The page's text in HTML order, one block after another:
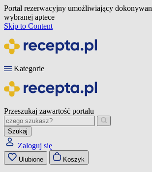
Portal rezerwacyjny umożliwiający
wybranej aptece
Skip to Content
Kategorie
Przeszukaj zawartość portalu
Szukaj
Zaloguj się
Ulubione Koszyk